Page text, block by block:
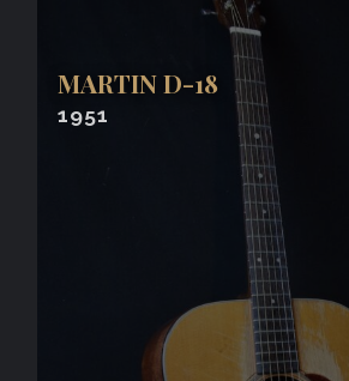
MARTIN D-18
1951